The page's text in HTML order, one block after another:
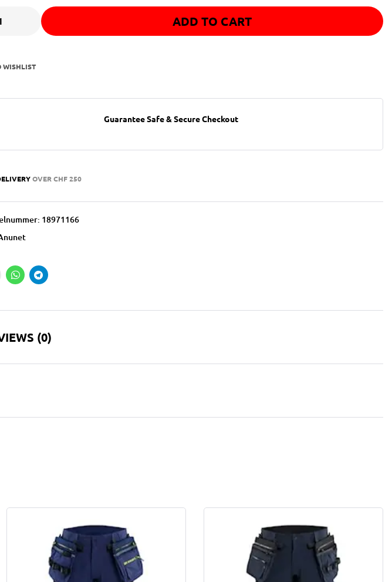
ADD TO CART
WISHLIST
Guarantee Safe & Secure Checkout
OVER CHF 250
18971166
(0)